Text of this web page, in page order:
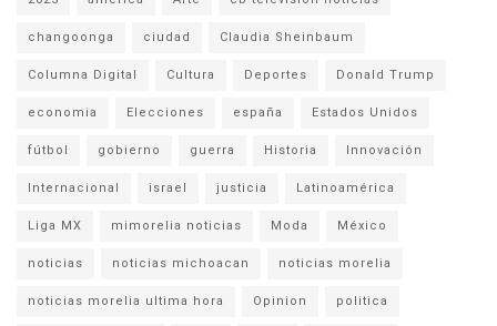
changoonga ciudad Claudia Sheinbaum
Columna Digital Cultura Deportes Donald Trump
economia Elecciones españa Estados Unidos
fútbol gobierno guerra Historia Innovación
Internacional israel justicia Latinoamérica
Liga MX mimorelia noticias Moda México
noticias noticias michoacan noticias morelia
noticias morelia ultima hora Opinion politica